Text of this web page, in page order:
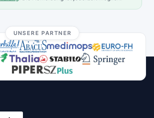
UNSERE PARTNER